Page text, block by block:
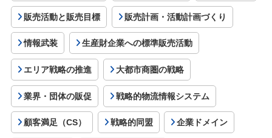
販売活動と販売目標 販売計画・活動計画づくり
情報武装 生産財企業への標準販売活動
エリア戦略の推進 大都市商圏の戦略
業界・団体の販促 戦略的物流情報システム
顧客満足（CS） 戦略的同盟 企業ドメイン